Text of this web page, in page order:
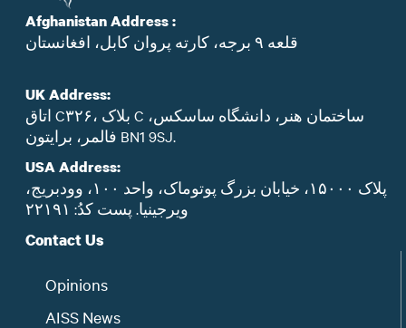
Afghanistan Address :
قلعه ۹ برجه، کارته پروان کابل، افغانستان
UK Address:
اتاق C۳۲۶، بلاک C ساختمان هنر، دانشگاه ساسکس،
فالمر، برایتون BN1 9SJ.
USA Address:
پلاک ۱۵۰۰۰، خیابان بزرگ پوتوماک، واحد ۱۰۰، وودبریج،
ویرجینیا. پست‌ کدُ: ۲۲۱۹۱
Contact Us
Opinions
AISS News